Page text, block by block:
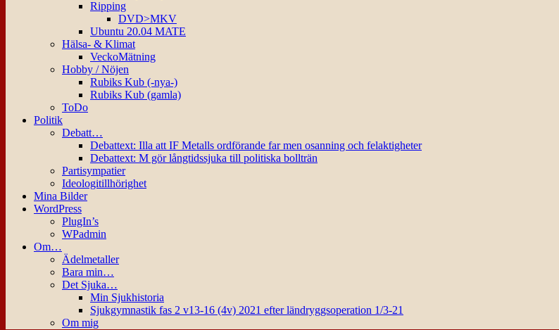
Ripping
DVD>MKV
Ubuntu 20.04 MATE
Hälsa- & Klimat
VeckoMätning
Hobby / Nöjen
Rubiks Kub (-nya-)
Rubiks Kub (gamla)
ToDo
Politik
Debatt…
Debattext: Illa att IF Metalls ordförande far men osanning och felaktigheter
Debattext: M gör långtidssjuka till politiska bollträn
Partisympatier
Ideologitillhörighet
Mina Bilder
WordPress
PlugIn’s
WPadmin
Om…
Ädelmetaller
Bara min…
Det Sjuka…
Min Sjukhistoria
Sjukgymnastik fas 2 v13-16 (4v) 2021 efter ländryggsoperation 1/3-21
Om mig